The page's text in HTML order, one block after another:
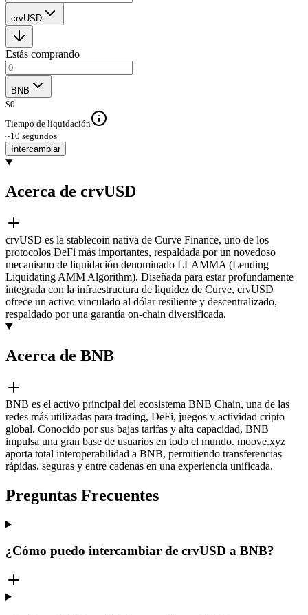
crvUSD
Estás comprando
BNB
$0
Tiempo de liquidación
~10 segundos
Intercambiar
Acerca de crvUSD
crvUSD es la stablecoin nativa de Curve Finance, uno de los
protocolos DeFi más importantes, respaldada por un novedoso
mecanismo de liquidación denominado LLAMMA (Lending
Liquidating AMM Algorithm). Diseñada para estar profundamente
integrada con la infraestructura de liquidez de Curve, crvUSD
ofrece un activo vinculado al dólar resiliente y descentralizado,
respaldado por una garantía on-chain diversificada.
Acerca de BNB
BNB es el activo principal del ecosistema BNB Chain, una de las
redes más utilizadas para trading, DeFi, juegos y actividad cripto
global. Conocido por sus bajas tarifas y alta capacidad, BNB
impulsa una gran base de usuarios en todo el mundo. moove.xyz
aporta total interoperabilidad a BNB, permitiendo transferencias
rápidas, seguras y entre cadenas en una experiencia unificada.
Preguntas Frecuentes
¿Cómo puedo intercambiar de crvUSD a BNB?